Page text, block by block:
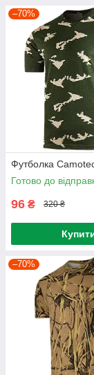
–70%
Футболка
Готово до
96 ₴ 320 ₴
–70%